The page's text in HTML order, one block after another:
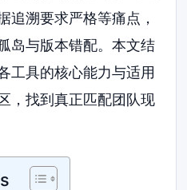
追溯要求严格等痛点，
岛与版本错配。本文结
工具的核心能力与适用
，找到真正匹配团队现